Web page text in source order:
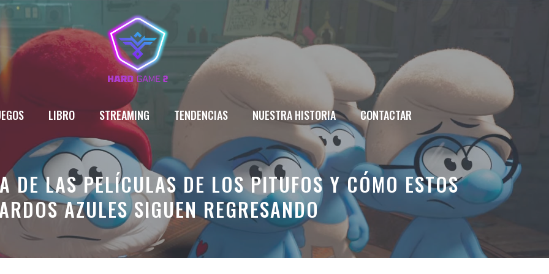
LIBRO STREAMING TENDENCIAS NUESTRA HISTORIA CONTACTAR
DE LAS PELÍCULAS DE LOS PITUFOS Y CÓMO ESTOS
AZULES SIGUEN REGRESANDO